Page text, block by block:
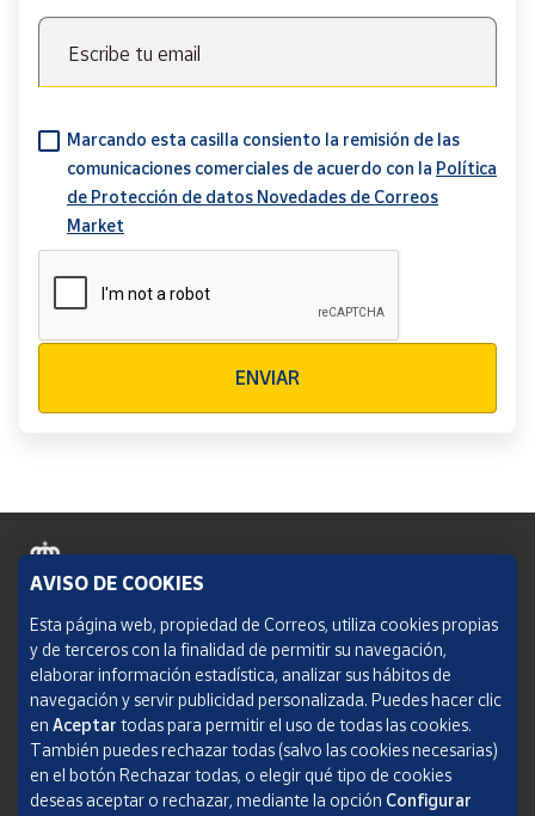
Escribe tu email
Marcando esta casilla consiento la remisión de las
comunicaciones comerciales de acuerdo con la Política
de Protección de datos Novedades de Correos
Market
ENVIAR
Política de cookies
Aviso legal
Condiciones del servicio
Política de Privacidad Web
AVISO DE COOKIES
Esta página web, propiedad de Correos, utiliza cookies propias
y de terceros con la finalidad de permitir su navegación,
elaborar información estadística, analizar sus hábitos de
navegación y servir publicidad personalizada. Puedes hacer clic
en Aceptar todas para permitir el uso de todas las cookies.
También puedes rechazar todas (salvo las cookies necesarias)
en el botón Rechazar todas, o elegir qué tipo de cookies
deseas aceptar o rechazar, mediante la opción Configurar